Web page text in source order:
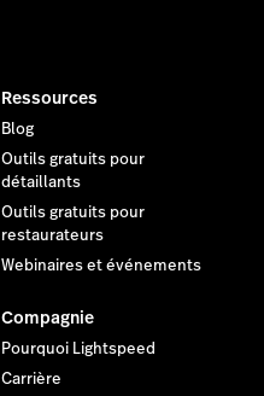
Ressources
Blog
Outils gratuits pour
détaillants
Outils gratuits pour
restaurateurs
Webinaires et événements
Compagnie
Pourquoi Lightspeed
Carrière